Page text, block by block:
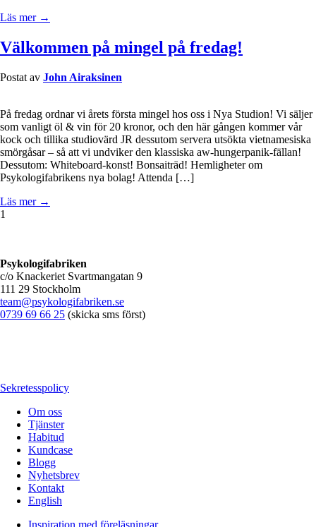
Läs mer →
Välkommen på mingel på fredag!
Postat av John Airaksinen
På fredag ordnar vi årets första mingel hos oss i Nya Studion! Vi säljer
som vanligt öl & vin för 20 kronor, och den här gången kommer vår
kock och tillika studiovärd JR dessutom servera utsökta vietnamesiska
smörgåsar – så att vi undviker den klassiska aw-hungerpanik-fällan!
Dessutom: Whiteboard-konst! Bonsaiträd! Hemligheter om
Psykologifabrikens nya bolag! Attenda […]
Läs mer →
1
Psykologifabriken
c/o Knackeriet Svartmangatan 9
111 29 Stockholm
team@psykologifabriken.se
0739 69 66 25 (skicka sms först)
Sekretesspolicy
Om oss
Tjänster
Habitud
Kundcase
Blogg
Nyhetsbrev
Kontakt
English
Inspiration med föreläsningar